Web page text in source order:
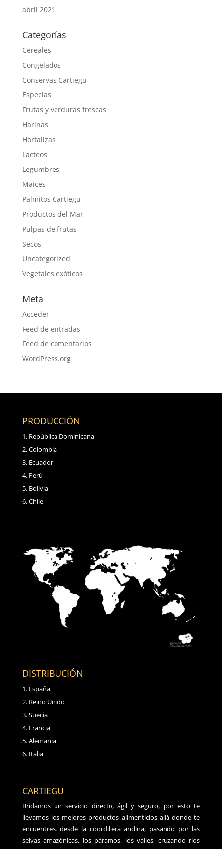
abril 2021
Categorías
Cereales
Congelados
Conservas Cartiegu
Especias
Frutas y verduras frescas
Harinas
Hortalizas
Lacteos
Legumbres
Maices
Palmitos Cartiegu
Productos del Mar
Pulpas de frutas
Secos
Uncategorized
Vegetales exóticos
Meta
Acceder
Feed de entradas
Feed de comentarios
WordPress.org
PRODUCCIÓN
República Dominicana
Colombia
Ecuador
Perú
Bolivia
Chile
DISTRIBUCIÓN
España
Reino Unido
Suecia
Francia
Alemania
Italia
CARTIEGU
Bridamos un servicio directo, ágil y seguro, por esto te
llevamos los mejores productos alimenticios allá donde te
encuentres, desde la coordillera andina, pasando por las
selvas amazónicas, los páramos, los valles, cruzando ríos